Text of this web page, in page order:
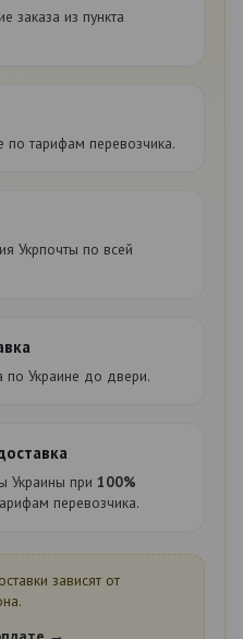
заказа из пункта
по тарифам перевозчика.
Укрпочты по всей
по Украине до двери.
Украины при 100%
перевозчика.
зависят от